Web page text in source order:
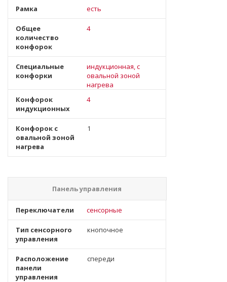
Рамка есть
Общее
количество
конфорок
4
Специальные
конфорки
индукционная, с
овальной зоной
нагрева
Конфорок
индукционных
4
Конфорок с
овальной зоной
нагрева
1
Панель управления
Переключатели сенсорные
Тип сенсорного
управления
кнопочное
Расположение
панели
управления
спереди